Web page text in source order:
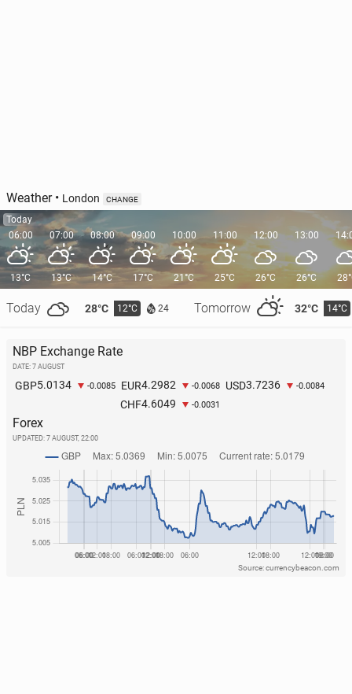
Weather• London CHANGE
Today
06:00
13°C
Today 28°C 12°C 24 Tomorrow 32°C 14°C
07:00
13°C
08:00
14°C
09:00
17°C
10:00
21°C
11:00
25°C
12:00
26°C
13:00
26°C
NBP Exchange Rate
DATE: 7 AUGUST
GBP5.0134 -0.0085 EUR4.2982 -0.0068 USD3.7236 -0.0084
CHF4.6049 -0.0031
Forex
UPDATED: 7 AUGUST, 22:00
Source: currencybeacon.com